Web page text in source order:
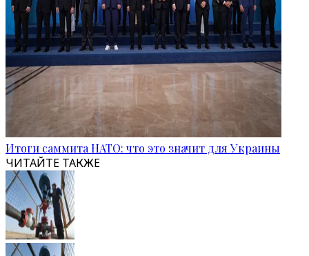
Итоги саммита НАТО: что это значит для Украины
ЧИТАЙТЕ ТАКЖЕ